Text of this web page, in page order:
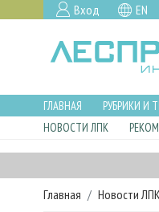
Вход EN
ГЛАВНАЯ РУБРИКИ И
НОВОСТИ ЛПК
Главная Новости ЛПК